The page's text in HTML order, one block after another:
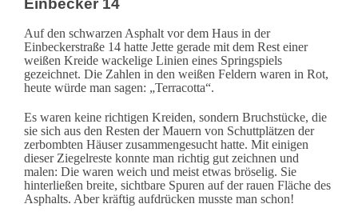
Einbecker 14
Auf den schwarzen Asphalt vor dem Haus in der
Einbeckerstraße 14 hatte Jette gerade mit dem Rest einer
weißen Kreide wackelige Linien eines Springspiels
gezeichnet. Die Zahlen in den weißen Feldern waren in Rot,
heute würde man sagen: „Terracotta“.
Es waren keine richtigen Kreiden, sondern Bruchstücke, die
sie sich aus den Resten der Mauern von Schuttplätzen der
zerbombten Häuser zusammengesucht hatte. Mit einigen
dieser Ziegelreste konnte man richtig gut zeichnen und
malen: Die waren weich und meist etwas bröselig. Sie
hinterließen breite, sichtbare Spuren auf der rauen Fläche des
Asphalts. Aber kräftig aufdrücken musste man schon!